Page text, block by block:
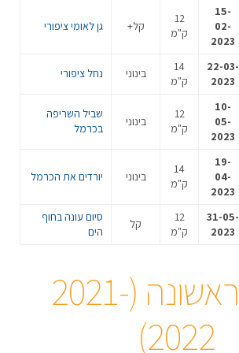
15-
02-
2023
12
ק"מ
קל+ גן לאומי ציפורי
22-03-
2023
14
ק"מ
בינוני נחל ציפורי
10-
05-
2023
12
ק"מ
בינוני
שביל השריפה
בכרמל
19-
04-
2023
14
ק"מ
בינוני יורדים את הכרמל
31-05-
2023
12
ק"מ
קל
סיום עונה בחוף
הים
עונה ראשונה (2021-
2022)